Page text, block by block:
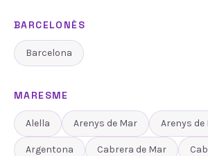
BARCELONÈS
Barcelona
MARESME
Alella Arenys de Mar Arenys
Argentona Cabrera de Mar